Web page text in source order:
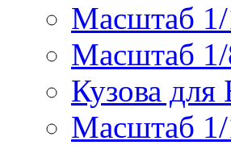
Масштаб
Масштаб
Кузова для
Масштаб